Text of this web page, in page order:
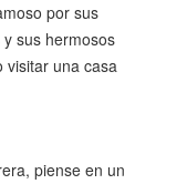
por sus
sus hermosos
visitar una casa
piense en un